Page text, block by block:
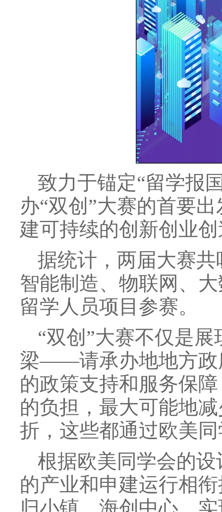
致力于锚定“留学报
办“双创”大赛的首要
建可持续的创新创业
据统计，两届大赛
智能制造、物联网、
留学人员项目参赛。
“双创”大赛不仅是
梁——请承办地地方政
的政策支持和服务保
的负担，最大可能地
折，这些都通过欧美
根据欧美同学会的
的产业和申建运行相